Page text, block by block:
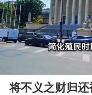
将不义之财归还